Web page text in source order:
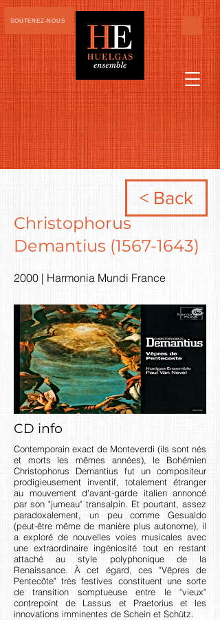
SOUTENEZ-NOUS
< Back
Christophorus
Demantius (1567-1643)
2000 | Harmonia Mundi France
CD info
Contemporain exact de Monteverdi (ils sont nés
et morts les mêmes années), le Bohémien
Christophorus Demantius fut un compositeur
prodigieusement inventif, totalement étranger
au mouvement d'avant-garde italien annoncé
par son "jumeau" transalpin. Et pourtant, assez
paradoxalement, un peu comme Gesualdo
(peut-être même de manière plus autonome), il
a exploré de nouvelles voies musicales avec
une extraordinaire ingéniosité tout en restant
attaché au style polyphonique de la
Renaissance. À cet égard, ces "Vêpres de
Pentecôte" très festives constituent une sorte
de transition somptueuse entre le "vieux"
contrepoint de Lassus et Praetorius et les
innovations imminentes de Schein et Schütz.